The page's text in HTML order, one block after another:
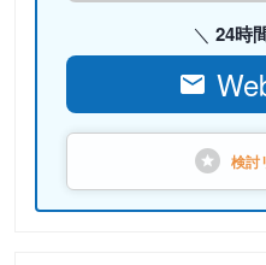
24時
検討